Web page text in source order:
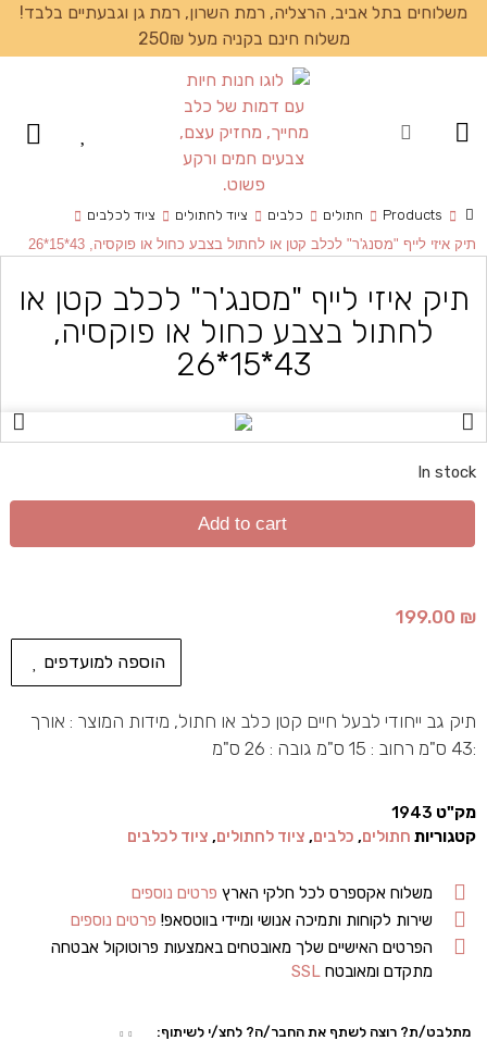
משלוחים בתל אביב, הרצליה, רמת השרון, רמת גן וגבעתיים בלבד!
משלוח חינם בקניה מעל 250₪
Products חתולים כלבים ציוד לחתולים
ציוד לכלבים
תיק איזי לייף "מסנג'ר" לכלב קטן או לחתול בצבע כחול או פוקסיה, 43*15*26
תיק איזי לייף "מסנג'ר" לכלב קטן או
לחתול בצבע כחול או פוקסיה,
43*15*26
In stock
Add to cart
199.00 ₪
הוספה למועדפים
תיק גב ייחודי לבעל חיים קטן כלב או חתול, מידות המוצר : אורך
:43 ס"מ רחוב : 15 ס"מ גובה : 26 ס"מ
מק"ט 1943
קטגוריות חתולים, כלבים, ציוד לחתולים, ציוד לכלבים
משלוח אקספרס לכל חלקי הארץ פרטים נוספים
שירות לקוחות ותמיכה אנושי ומיידי בווטסאפ! פרטים נוספים
הפרטים האישיים שלך מאובטחים באמצעות פרוטוקול אבטחה
מתקדם ומאובטחSSL
מתלבט/ת? רוצה לשתף את החבר/ה? לחצ/י לשיתוף: